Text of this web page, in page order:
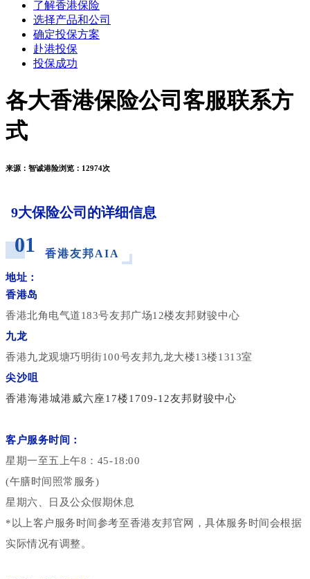
了解香港保险
选择产品和公司
确定投保方案
赴港投保
投保成功
各大香港保险公司客服联系方
式
来源： 智诚港险浏览： 12974次
9大保险公司的详细信息
01
香港友邦AIA
地址：
香港岛
香港北角电气道183号友邦广场12楼友邦财骏中心
九龙
香港九龙观塘巧明街100号友邦九龙大楼13楼1313室
尖沙咀
香港海港城港威六座17楼1709-12友邦财骏中心
客户服务时间：
星期一至五上午8：45-18:00
(午膳时间照常服务)
星期六、日及公众假期休息
*以上客户服务时间参考至香港友邦官网，具体服务时间会根据
实际情况有调整。